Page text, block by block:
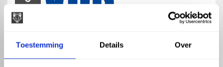
Toestemming Details Over
phone_enabled +31 416 75 02 55
mail info@vosproducts.nl